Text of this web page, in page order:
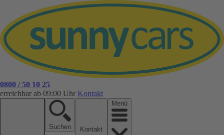
0800 / 50 10 25
erreichbar ab 09:00 Uhr Kontakt
Suchen
Menü